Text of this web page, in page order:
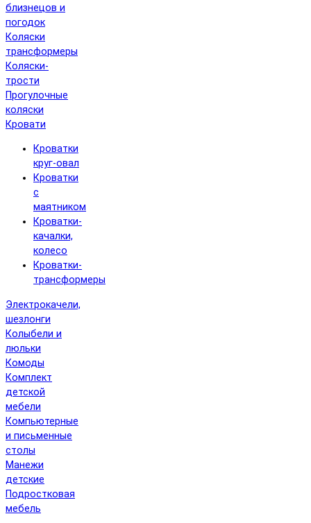
близнецов и
погодок
Коляски
трансформеры
Коляски-
трости
Прогулочные
коляски
Кровати
Кроватки
круг-овал
Кроватки
с
маятником
Кроватки-
качалки,
колесо
Кроватки-
трансформеры
Электрокачели,
шезлонги
Колыбели и
люльки
Комоды
Комплект
детской
мебели
Компьютерные
и письменные
столы
Манежи
детские
Подростковая
мебель